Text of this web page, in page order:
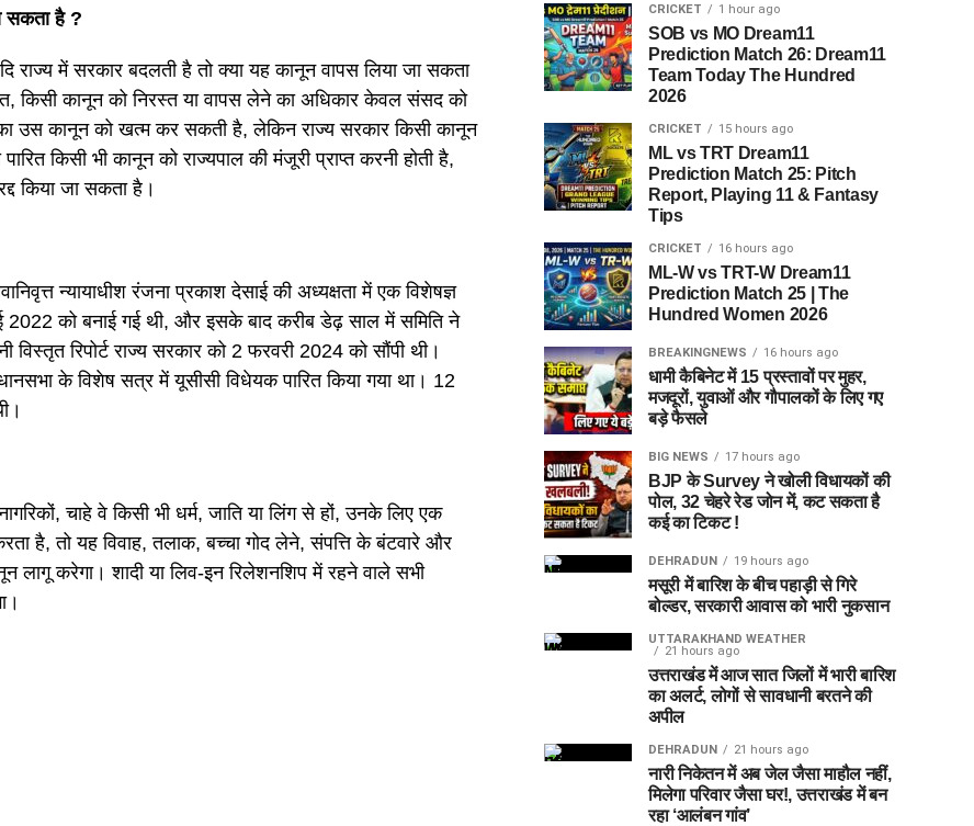
सकता है ?
राज्य में सरकार बदलती है तो क्या यह कानून वापस लिया जा सकता
किसी कानून को निरस्त या वापस लेने का अधिकार केवल संसद को
उस कानून को खत्म कर सकती है, लेकिन राज्य सरकार किसी कानून
किसी भी कानून को राज्यपाल की मंजूरी प्राप्त करनी होती है,
किया जा सकता है।
न्यायाधीश रंजना प्रकाश देसाई की अध्यक्षता में एक विशेषज्ञ
2022 को बनाई गई थी, और इसके बाद करीब डेढ़ साल में समिति ने
विस्तृत रिपोर्ट राज्य सरकार को 2 फरवरी 2024 को सौंपी थी।
के विशेष सत्र में यूसीसी विधेयक पारित किया गया था। 12
चाहे वे किसी भी धर्म, जाति या लिंग से हों, उनके लिए एक
है, तो यह विवाह, तलाक, बच्चा गोद लेने, संपत्ति के बंटवारे और
लागू करेगा। शादी या लिव-इन रिलेशनशिप में रहने वाले सभी
CRICKET 1 hour ago
SOB vs MO Dream11
Prediction Match 26: Dream11
Team Today The Hundred
2026
CRICKET 15 hours ago
ML vs TRT Dream11
Prediction Match 25: Pitch
Report, Playing 11 & Fantasy
Tips
CRICKET 16 hours ago
ML-W vs TRT-W Dream11
Prediction Match 25 | The
Hundred Women 2026
BREAKINGNEWS 16 hours ago
धामी कैबिनेट में 15 प्रस्तावों पर मुहर,
मजदूरों, युवाओं और गौपालकों के लिए गए
बड़े फैसले
BIG NEWS 17 hours ago
BJP के Survey ने खोली विधायकों की
पोल, 32 चेहरे रेड जोन में, कट सकता है
कई का टिकट !
DEHRADUN 19 hours ago
मसूरी में बारिश के बीच पहाड़ी से गिरे
बोल्डर, सरकारी आवास को भारी नुकसान
UTTARAKHAND WEATHER
21 hours ago
उत्तराखंड में आज सात जिलों में भारी बारिश
का अलर्ट, लोगों से सावधानी बरतने की
अपील
DEHRADUN 21 hours ago
नारी निकेतन में अब जेल जैसा माहौल नहीं,
मिलेगा परिवार जैसा घर!, उत्तराखंड में बन
रहा ‘आलंबन गांव’